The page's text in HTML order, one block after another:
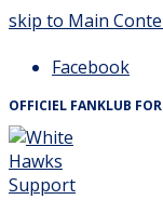
skip to Main
Facebook
OFFICIEL FANKLUB